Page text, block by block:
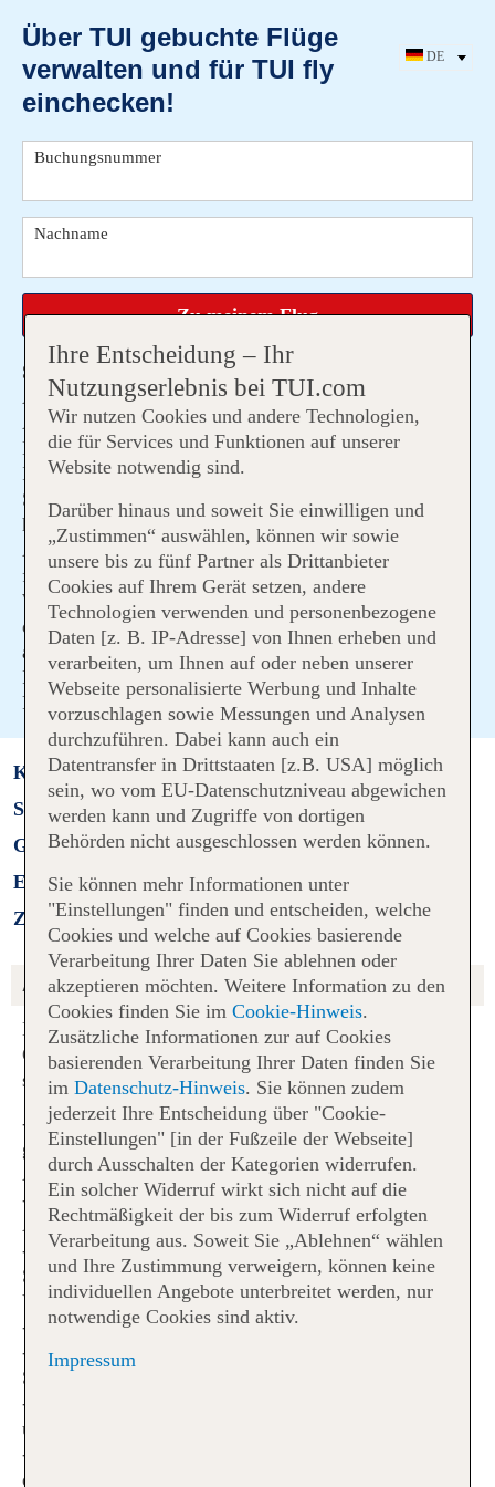
DE
Über TUI gebuchte Flüge
verwalten und für TUI fly
einchecken!
Login-
Buchungsnummer
Nachname
Zu meinem Flug
Sie fliegen nicht mit TUI fly?
Auf ausgewählten Flügen mit Smartlynx Airlines, Enter
Air, Aegen Airlines, Bulgarian Air Charter, Freebird
Europe, Alba Star, SkyUp MT können Sie sich mit
Ihrer Buchungsnummer und Namen einloggen und
Sitzplatzreservierungen tätigen oder Gepäck
hinzubuchen.
Abhängig davon, mit welcher Fluggesellschaft Sie
fliegen, gelten unterschiedliche Bedingungen für den
Web Check-in, für die Web Check-in Zeiten sowie für
die Kosten für den Check-in am Flughafenschalter. Für
ausgewählte Fluggesellschaften finden Sie ausführliche
Infos hier oder auf der Webseite der jeweiligen
Fluggesellschaft
Kostenlos einchecken
Sitzplätze auswählen
Gepäck dazubuchen
Exklusive Gerichte
Zeitersparnis am Flughafen
Allgemeine Informationen
Nutzen Sie bereits ab 14 Tage vor Abflug unseren Web
Check-in für Flüge mit TUI fly (X3) und starten Sie
stressfreier in Ihren Urlaub.
Der Wunschsitzplatz kann jederzeit gegen Gebühr
gewählt werden. Mit diesem ist bereits 14 Tage vor
Abflug der Web Check-in möglich
Ohne Sitzplatzreservierung werden 48 Stunden vor
Abflug Plätze zugewiesen
Der Web Check-in steht spätestens 48 Stunden bis 1
Stunde(n) vor Abflug allen Reisenden kostenlos zur
Verfügung
Geringere Wartezeiten am Flughafen
Reisende mit Handgepäck können direkt zur
Sicherheitskontrolle gehen
und kann vorab ausgedruckt werden
diese fallen je nach gebuchten Tarif an (siehe Rubrik
Ihre Entscheidung – Ihr
Nutzungserlebnis bei TUI.com
Wir nutzen Cookies und andere Technologien,
die für Services und Funktionen auf unserer
Website notwendig sind.
Darüber hinaus und soweit Sie einwilligen und
„Zustimmen“ auswählen, können wir sowie
unsere bis zu fünf Partner als Drittanbieter
Cookies auf Ihrem Gerät setzen, andere
Technologien verwenden und personenbezogene
Daten [z. B. IP-Adresse] von Ihnen erheben und
verarbeiten, um Ihnen auf oder neben unserer
Webseite personalisierte Werbung und Inhalte
vorzuschlagen sowie Messungen und Analysen
durchzuführen. Dabei kann auch ein
Datentransfer in Drittstaaten [z.B. USA] möglich
sein, wo vom EU-Datenschutzniveau abgewichen
werden kann und Zugriffe von dortigen
Behörden nicht ausgeschlossen werden können.
Sie können mehr Informationen unter
"Einstellungen" finden und entscheiden, welche
Cookies und welche auf Cookies basierende
Verarbeitung Ihrer Daten Sie ablehnen oder
akzeptieren möchten. Weitere Information zu den
Cookies finden Sie im Cookie-Hinweis.
Zusätzliche Informationen zur auf Cookies
basierenden Verarbeitung Ihrer Daten finden Sie
imDatenschutz-Hinweis. Sie können zudem
jederzeit Ihre Entscheidung über "Cookie-
Einstellungen" [in der Fußzeile der Webseite]
durch Ausschalten der Kategorien widerrufen.
Ein solcher Widerruf wirkt sich nicht auf die
Rechtmäßigkeit der bis zum Widerruf erfolgten
Verarbeitung aus. Soweit Sie „Ablehnen“ wählen
und Ihre Zustimmung verweigern, können keine
individuellen Angebote unterbreitet werden, nur
notwendige Cookies sind aktiv.
Impressum